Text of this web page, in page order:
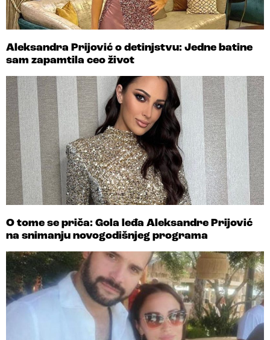
Aleksandra Prijović o detinjstvu: Jedne batine
sam zapamtila ceo život
O tome se priča: Gola leđa Aleksandre Prijović
na snimanju novogodišnjeg programa